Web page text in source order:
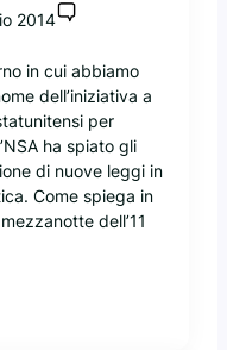
2014
in cui abbiamo
dell’iniziativa a
per
ha spiato gli
di nuove leggi in
Come spiega in
dell’11